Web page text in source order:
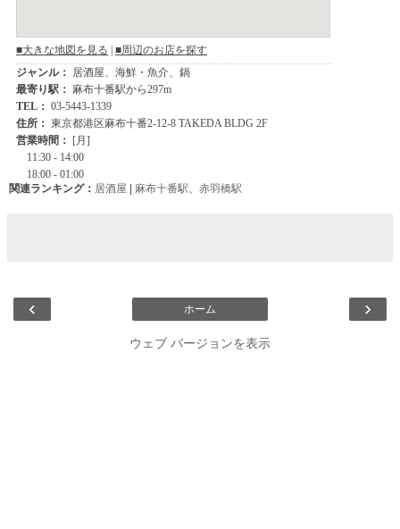
関連ランキング： 居酒屋 麻布十番駅、 赤羽橋駅
‹ ›
ホーム
ウェブ バージョンを表示